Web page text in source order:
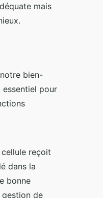
mais
bien-
pour
reçoit
dans la
bonne
de